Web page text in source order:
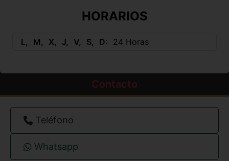
HORARIOS
L M X J V S D 24 Horas
Contacto
Teléfono
Whatsapp